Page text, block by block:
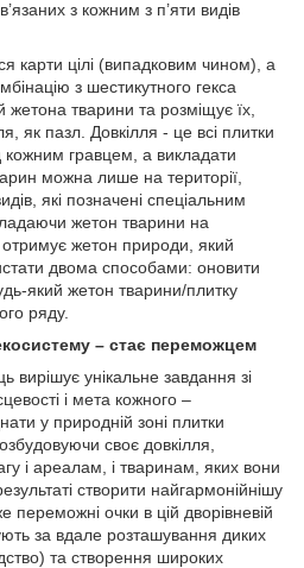
з кожним з п’яти видів
карти цілі (випадковим чином), а
з шестикутного гекса
жетона тварини та розміщує їх,
як пазл. Довкілля - це всі плитки
кожним гравцем, а викладати
можна лише на території,
які позначені спеціальним
жетон тварини на
отримує жетон природи, який
двома способами: оновити
який жетон тварини/плитку
ряду.
– стає переможцем
вирішує унікальне завдання зі
і мета кожного –
у природній зоні плитки
своє довкілля,
і ареалам, і тваринам, яких вони
створити найгармонійнішу
переможні очки в цій дворівневій
за вдале розташування диких
та створення широких